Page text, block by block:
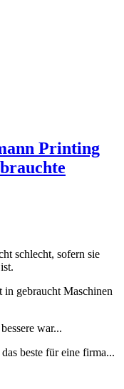
Printing
schlecht, sofern sie
gebraucht Maschinen
war...
beste für eine firma...